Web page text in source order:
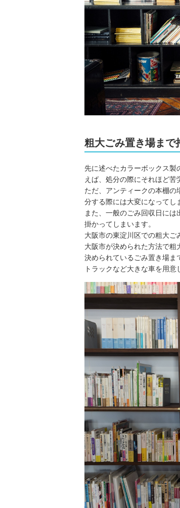
粗大ごみ置き場まで
先に述べたカラーボックス製
えば、処分の際にそれほど苦
ただ、アンティークの本棚
分する際には大変になってし
また、一般のごみ回収日に
掛かってしまいます。
大阪市の東淀川区での粗大ご
大阪市が決められた方法で粗
決められているごみ置き場ま
トラックなど大きな車を用意